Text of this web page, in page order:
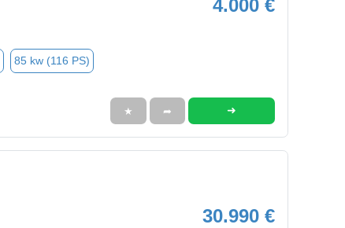
4.000 €
85 kw (116 PS)
★ ➦ ➜
30.990 €